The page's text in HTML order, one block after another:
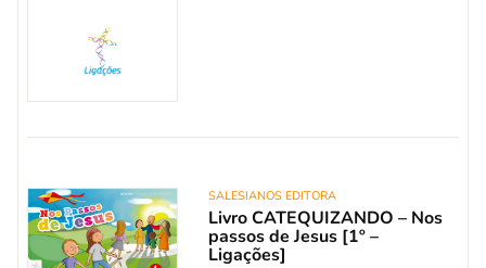
SALESIANOS EDITORA
Livro CATEQUIZANDO – Nos
passos de Jesus [1º –
Ligações]